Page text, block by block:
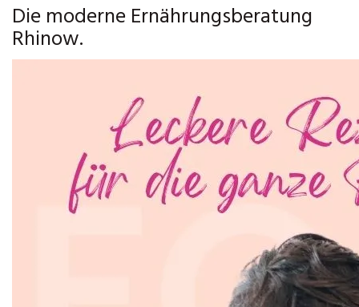
Die moderne Ernährungsberatung
Rhinow.